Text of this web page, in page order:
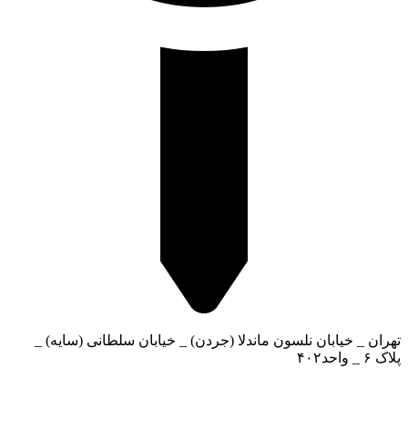
تهران _ خیابان نلسون ماندلا (جردن) _ خیابان سلطانی (سایه) _
پلاک ۶ _ واحد۴۰۲